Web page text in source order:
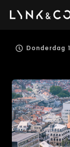
Donderdag